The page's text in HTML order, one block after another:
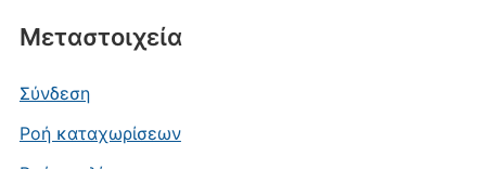
Μεταστοιχεία
Σύνδεση
Ροή καταχωρίσεων